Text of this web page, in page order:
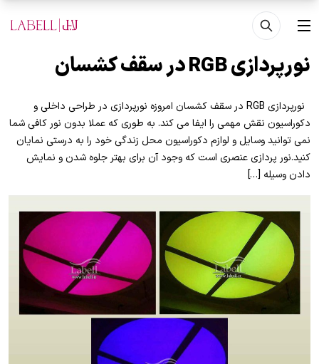
رفتن به محتوای اصلی
منو
نورپردازی RGB در سقف کشسان
نورپردازی RGB در سقف کشسان امروزه نورپردازی در طراحی داخلی و
دکوراسیون نقش مهمی را ایفا می کند. به طوری که عملا بدون نور کافی شما
نمی توانید وسایل و لوازم دکوراسیون محل زندگی خود را به درستی نمایان
کنید.نور پردازی عنصری است که وجود آن برای بهتر جلوه شدن و نمایش
دادن وسیله […]